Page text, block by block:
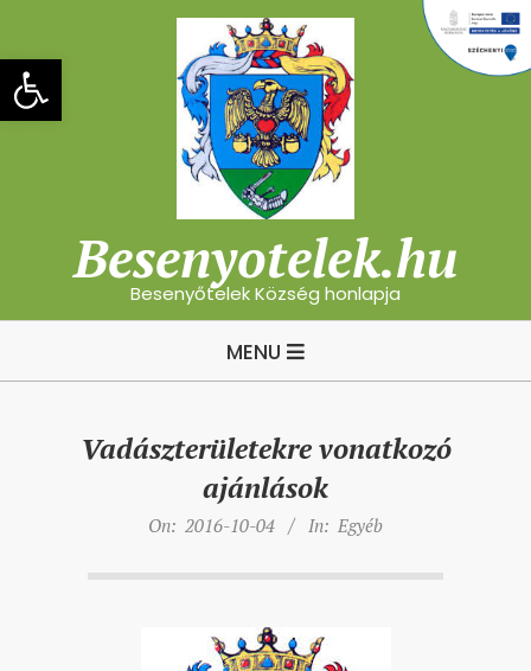
Eszköztár megnyitása
content
Besenyotelek.hu
Besenyőtelek Község honlapja
MENU
Vadászterületekre vonatkozó
ajánlások
On: 2016-10-04 In: Egyéb